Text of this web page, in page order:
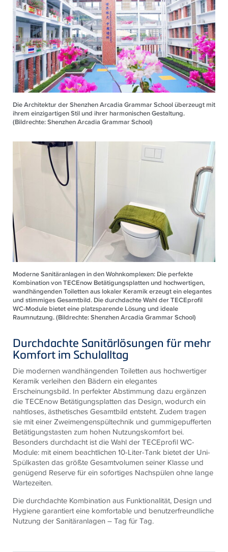
Die Architektur der Shenzhen Arcadia Grammar School überzeugt mit
ihrem einzigartigen Stil und ihrer harmonischen Gestaltung.
(Bildrechte: Shenzhen Arcadia Grammar School)
Moderne Sanitäranlagen in den Wohnkomplexen: Die perfekte
Kombination von TECEnow Betätigungsplatten und hochwertigen,
wandhängenden Toiletten aus lokaler Keramik erzeugt ein elegantes
und stimmiges Gesamtbild. Die durchdachte Wahl der TECEprofil
WC-Module bietet eine platzsparende Lösung und ideale
Raumnutzung. (Bildrechte: Shenzhen Arcadia Grammar School)
Durchdachte Sanitärlösungen für mehr
Komfort im Schulalltag
Die modernen wandhängenden Toiletten aus hochwertiger
Keramik verleihen den Bädern ein elegantes
Erscheinungsbild. In perfekter Abstimmung dazu ergänzen
die TECEnow Betätigungsplatten das Design, wodurch ein
nahtloses, ästhetisches Gesamtbild entsteht. Zudem tragen
sie mit einer Zwei­mengenspültechnik und gummigepufferten
Betätigungstasten zum hohen Nutzungskomfort bei.
Besonders durchdacht ist die Wahl der TECEprofil WC-
Module: mit einem beachtlichen 10-Liter-Tank bietet der Uni-
Spülkasten das größte Gesamtvolumen seiner Klasse und
genügend Reserve für ein sofortiges Nachspülen ohne lange
Wartezeiten.
Die durchdachte Kombination aus Funktionalität, Design und
Hygiene garantiert eine komfortable und benutzerfreundliche
Nutzung der Sanitäranlagen – Tag für Tag.